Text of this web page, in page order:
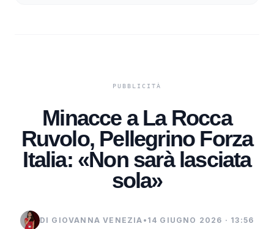
Minacce a La Rocca
Ruvolo, Pellegrino Forza
Italia: «Non sarà lasciata
sola»
DI GIOVANNA VENEZIA • 14 GIUGNO 2026 · 13:56